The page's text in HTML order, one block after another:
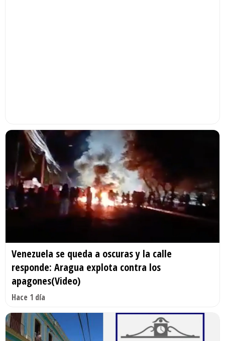
Venezuela se queda a oscuras y la calle
responde: Aragua explota contra los
apagones(Video)
Hace 1 día